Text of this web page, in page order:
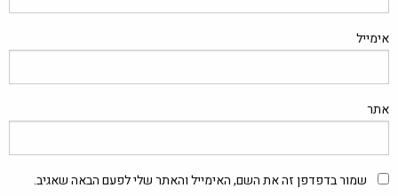
אימייל
אתר
שמור בדפדפן זה את השם, האימייל והאתר שלי לפעם הבאה שאגיב.